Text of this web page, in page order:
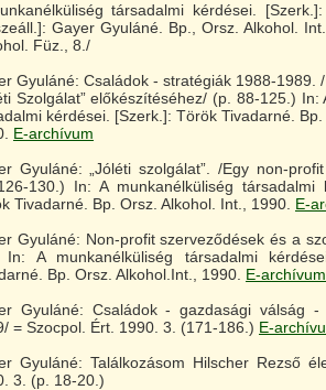
társadalmi kérdései.
Gayer Gyuláné. Bp., Orsz. Alkohol.
Füz., 8./
Gyuláné: Családok - stratégiák 1988-1989.
Szolgálat” előkészítéséhez/ (p. 88-125.) In:
kérdései. [Szerk.]: Török Tivadarné.
E-archívum
Gyuláné: „Jóléti szolgálat”. /Egy non-
130.) In: A munkanélküliség társadalmi
Tivadarné. Bp. Orsz. Alkohol. Int., 1990. E-
Gyuláné: Non-profit szerveződések és a
In: A munkanélküliség társadalmi
Bp. Orsz. Alkohol.Int., 1990. E-archívum
Gyuláné: Családok - gazdasági válság -
= Szocpol. Ért. 1990. 3. (171-186.) E-
Gyuláné: Találkozásom Hilscher Rezső
3. (p. 18-20.)